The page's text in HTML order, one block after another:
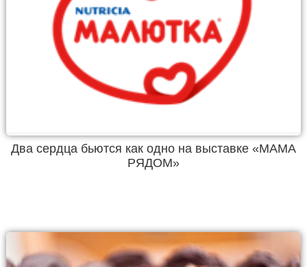
Два сердца бьются как одно на выставке «МАМА
РЯДОМ»